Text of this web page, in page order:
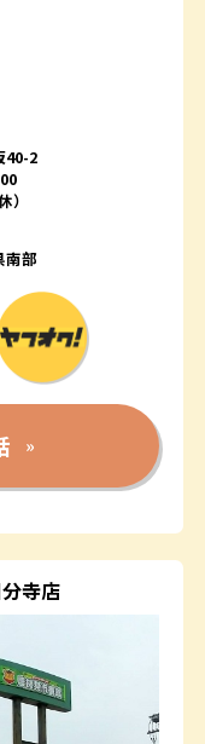
40-2
）
南部
寺店